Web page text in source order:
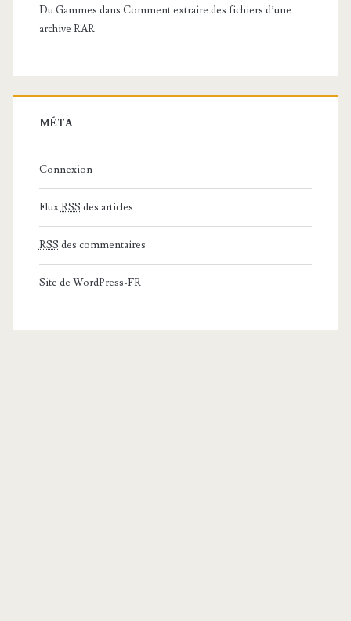
Du Gammes dans Comment extraire des fichiers d’une
archive RAR
MÉTA
Connexion
FluxRSS des articles
RSS des commentaires
Site de WordPress-FR